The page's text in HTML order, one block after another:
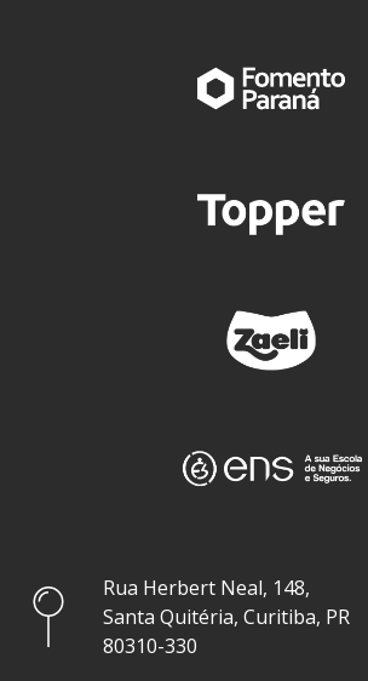
Rua Herbert Neal, 148,
Santa Quitéria, Curitiba, PR
80310-330